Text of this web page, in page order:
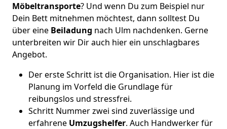
Möbeltransporte? Und wenn Du zum Beispiel nur
Dein Bett mitnehmen möchtest, dann solltest Du
über eine Beiladung nach Ulm nachdenken. Gerne
unterbreiten wir Dir auch hier ein unschlagbares
Angebot.
Der erste Schritt ist die Organisation. Hier ist die
Planung im Vorfeld die Grundlage für
reibungslos und stressfrei.
Schritt Nummer zwei sind zuverlässige und
erfahrene Umzugshelfer. Auch Handwerker für